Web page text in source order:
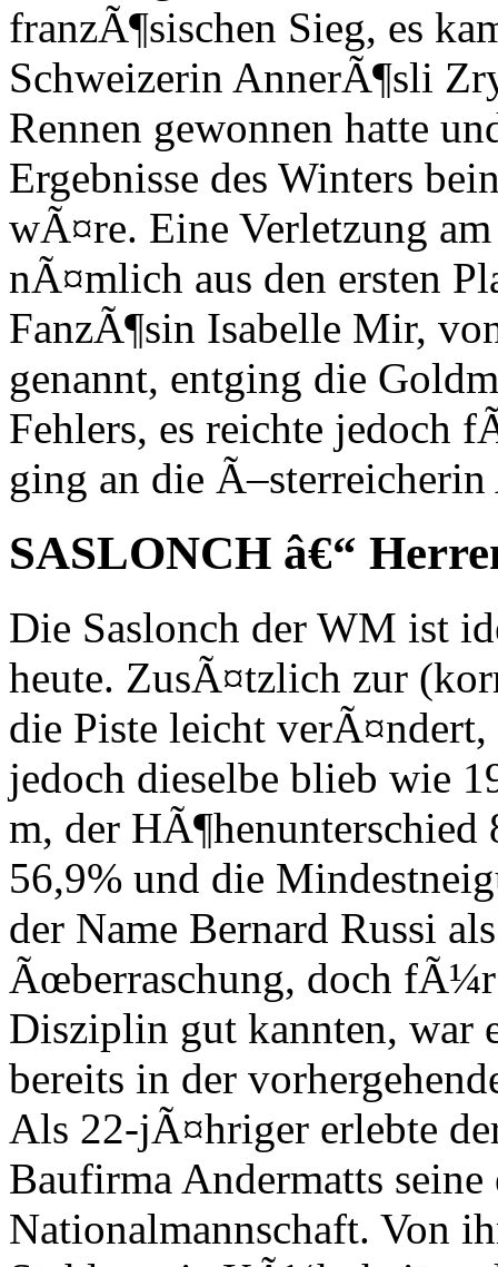
franzÃ¶sischen Sieg, es
Schweizerin AnnerÃ¶sli
Rennen gewonnen hatte
Ergebnisse des Winters
wÃ¤re. Eine Verletzung
nÃ¤mlich aus den ersten
FanzÃ¶sin Isabelle Mir,
genannt, entging die
Fehlers, es reichte jedoch
ging an die
SASLONCH â€“
Die Saslonch der WM ist
heute. ZusÃ¤tzlich zur
die Piste leicht
jedoch dieselbe blieb wie
m, der
56,9% und die
der Name Bernard Russi
Ãœberraschung, doch
Disziplin gut kannten, war
bereits in der
Als 22-jÃ¤hriger erlebte
Baufirma Andermatts
Nationalmannschaft. Von